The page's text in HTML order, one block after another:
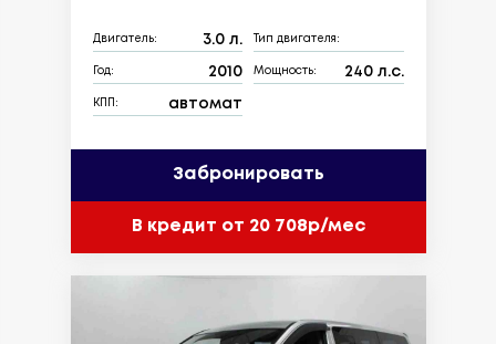
Двигатель: 3.0 л. Тип двигателя:
Год: 2010 Мощность: 240 л.с.
КПП: автомат
Забронировать
В кредит от 20 708р/мес